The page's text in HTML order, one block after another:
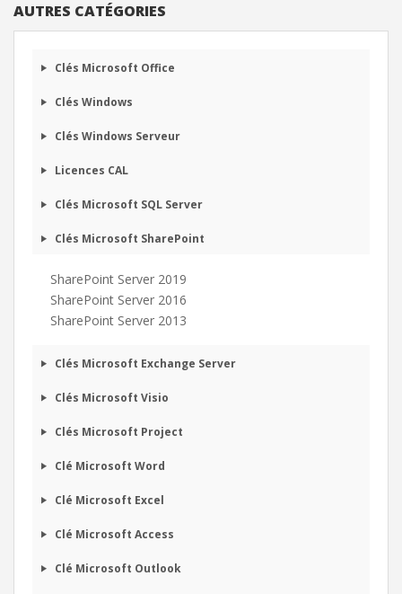
AUTRES CATÉGORIES
Clés Microsoft Office
Clés Windows
Clés Windows Serveur
Licences CAL
Clés Microsoft SQL Server
Clés Microsoft SharePoint
SharePoint Server 2019
SharePoint Server 2016
SharePoint Server 2013
Clés Microsoft Exchange Server
Clés Microsoft Visio
Clés Microsoft Project
Clé Microsoft Word
Clé Microsoft Excel
Clé Microsoft Access
Clé Microsoft Outlook